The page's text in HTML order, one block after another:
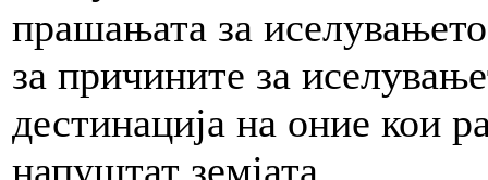
прашањата за
за причините за
дестинација на оние кои
напуштат земјата.